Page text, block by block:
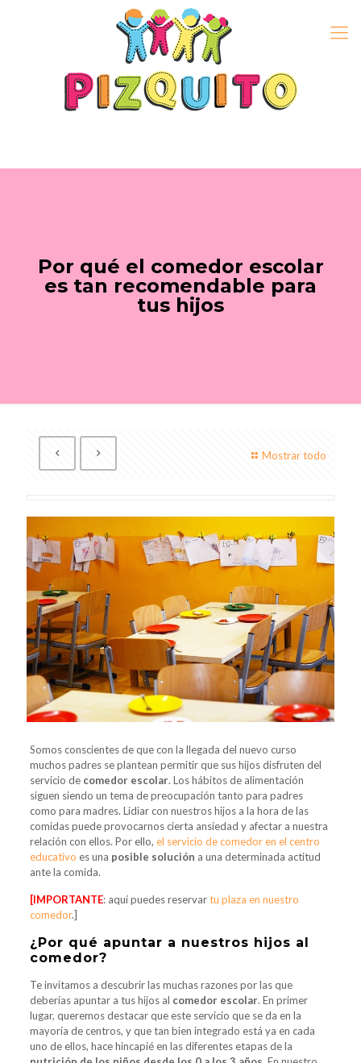
Por qué el comedor escolar
es tan recomendable para
tus hijos
Mostrar todo
Somos conscientes de que con la llegada del nuevo curso
muchos padres se plantean permitir que sus hijos disfruten del
servicio de comedor escolar. Los hábitos de alimentación
siguen siendo un tema de preocupación tanto para padres
como para madres. Lidiar con nuestros hijos a la hora de las
comidas puede provocarnos cierta ansiedad y afectar a nuestra
relación con ellos. Por ello, el servicio de comedor en el centro
educativo es una posible solución a una determinada actitud
ante la comida.
[IMPORTANTE: aquí puedes reservartu plaza en nuestro
comedor.]
¿Por qué apuntar a nuestros hijos al
comedor?
Te invitamos a descubrir las muchas razones por las que
deberías apuntar a tus hijos al comedor escolar. En primer
lugar, queremos destacar que este servicio que se da en la
mayoría de centros, y que tan bien integrado está ya en cada
uno de ellos, hace hincapié en las diferentes etapas de la